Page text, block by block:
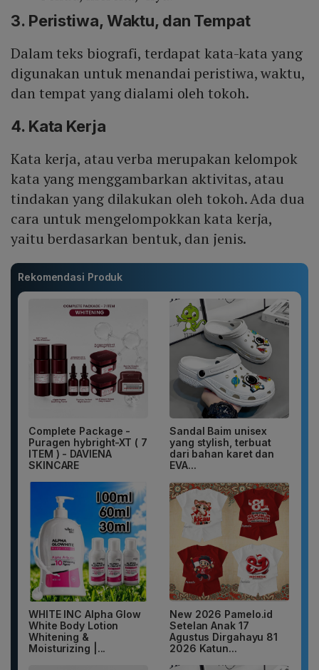
3. Peristiwa, Waktu, dan Tempat
Dalam teks biografi, terdapat kata-kata yang
digunakan untuk menandai peristiwa, waktu,
dan tempat yang dialami oleh tokoh.
4. Kata Kerja
Kata kerja, atau verba merupakan kelompok
kata yang menggambarkan aktivitas, atau
tindakan yang dilakukan oleh tokoh. Ada dua
cara untuk mengelompokkan kata kerja,
yaitu berdasarkan bentuk, dan jenis.
Rekomendasi Produk
Complete Package -
Puragen hybright-XT ( 7
ITEM ) - DAVIENA
SKINCARE
Sandal Baim unisex
yang stylish, terbuat
dari bahan karet dan
EVA...
WHITE INC Alpha Glow
White Body Lotion
Whitening &
Moisturizing |...
New 2026 Pamelo.id
Setelan Anak 17
Agustus Dirgahayu 81
2026 Katun...